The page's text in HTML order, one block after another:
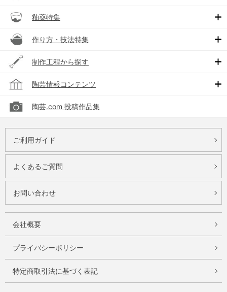
釉薬特集
作り方・技法特集
制作工程から探す
陶芸情報コンテンツ
陶芸.com 投稿作品集
ご利用ガイド
よくあるご質問
お問い合わせ
会社概要
プライバシーポリシー
特定商取引法に基づく表記